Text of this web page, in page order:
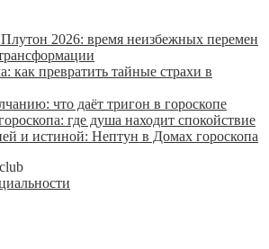
2026: время неизбежных перемен
как превратить тайные страхи в
что даёт тригон в гороскопе
где душа находит спокойствие
и истиной: Нептун в Домах гороскопа